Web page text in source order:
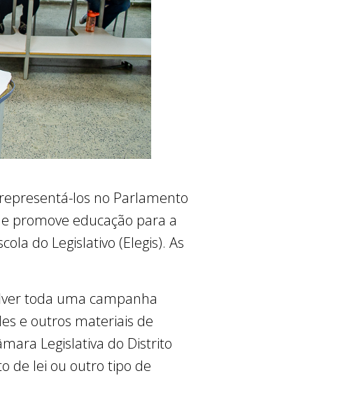
los no Parlamento
promove educação para a
do Legislativo (Elegis). As
toda uma campanha
e outros materiais de
Legislativa do Distrito
de lei ou outro tipo de